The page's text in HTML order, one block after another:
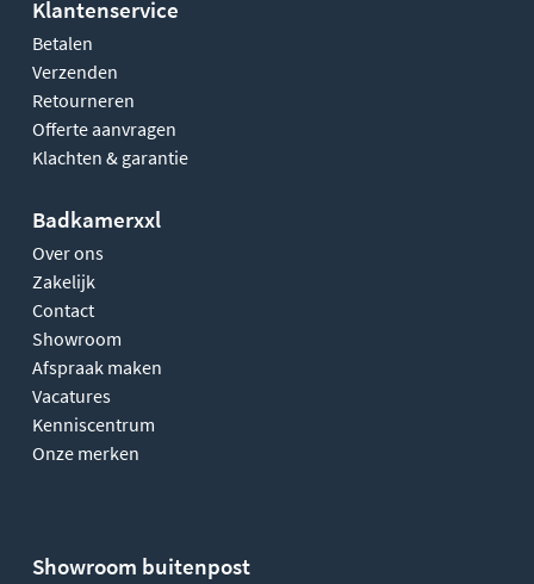
Klantenservice
Betalen
Verzenden
Retourneren
Offerte aanvragen
Klachten & garantie
Badkamerxxl
Over ons
Zakelijk
Contact
Showroom
Afspraak maken
Vacatures
Kenniscentrum
Onze merken
Showroom buitenpost